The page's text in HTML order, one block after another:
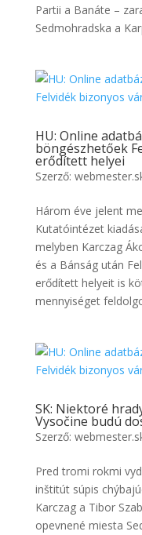
Partii a Banáte –
Sedmohradska a
HU: Online
böngészhetőek
erődített helyei
Szerző:
Három éve jelent
Kutatóintézet
melyben Karczag
és a Bánság után
erődített helyeit is
mennyiséget
SK: Niektoré
Vysočine budú
Szerző:
Pred tromi rokmi
inštitút súpis
Karczag a Tibor
opevnené miesta